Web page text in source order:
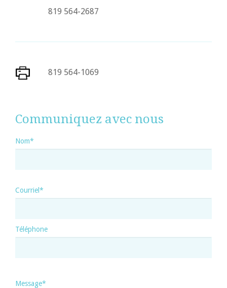
819 564-2687
819 564-1069
Communiquez avec nous
Nom*
Courriel*
Téléphone
Message*